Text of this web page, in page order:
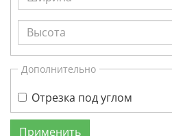
Дополнительно
Отрезка под углом